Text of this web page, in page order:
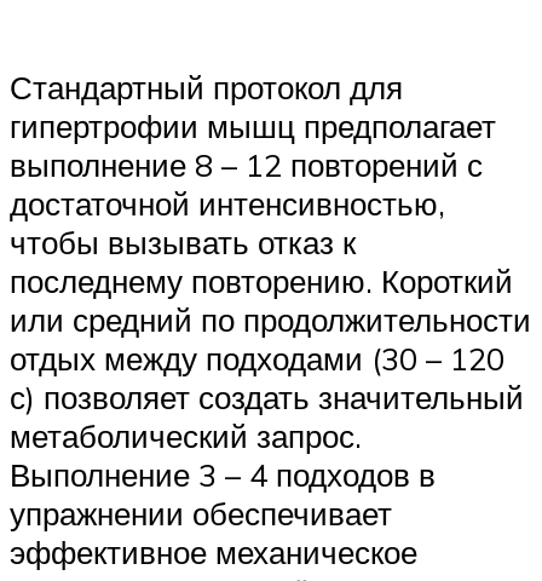
Стандартный протокол для
гипертрофии мышц предполагает
выполнение 8 – 12 повторений с
достаточной интенсивностью,
чтобы вызывать отказ к
последнему повторению. Короткий
или средний по продолжительности
отдых между подходами (30 – 120
с) позволяет создать значительный
метаболический запрос.
Выполнение 3 – 4 подходов в
упражнении обеспечивает
эффективное механическое